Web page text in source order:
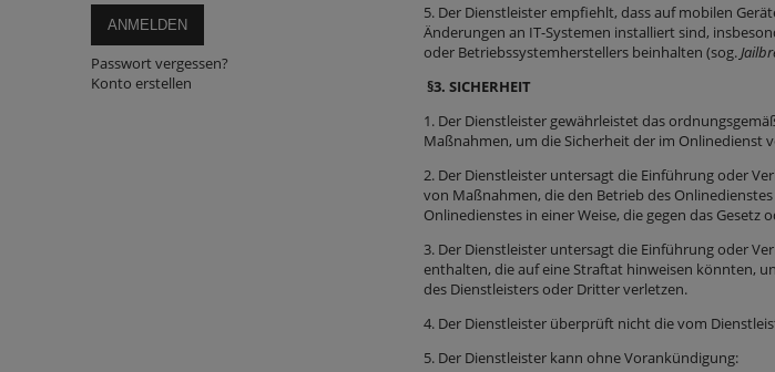
ANMELDEN
Passwort vergessen?
Konto erstellen
5. Der Dienstleister empfiehlt, dass auf mobilen
Änderungen an IT-Systemen installiert sind,
oder Betriebssystemherstellers beinhalten (sog.
§3. SICHERHEIT
1. Der Dienstleister gewährleistet das
Maßnahmen, um die Sicherheit der im
2. Der Dienstleister untersagt die Einführung oder
von Maßnahmen, die den Betrieb des
Onlinedienstes in einer Weise, die gegen das
3. Der Dienstleister untersagt die Einführung oder
enthalten, die auf eine Straftat hinweisen könnten,
des Dienstleisters oder Dritter verletzen.
4. Der Dienstleister überprüft nicht die vom
5. Der Dienstleister kann ohne Vorankündigung: